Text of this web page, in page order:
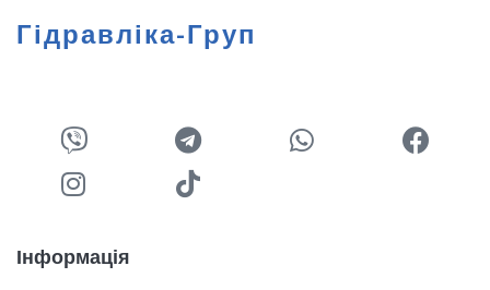
Гідравліка-Груп
Інформація